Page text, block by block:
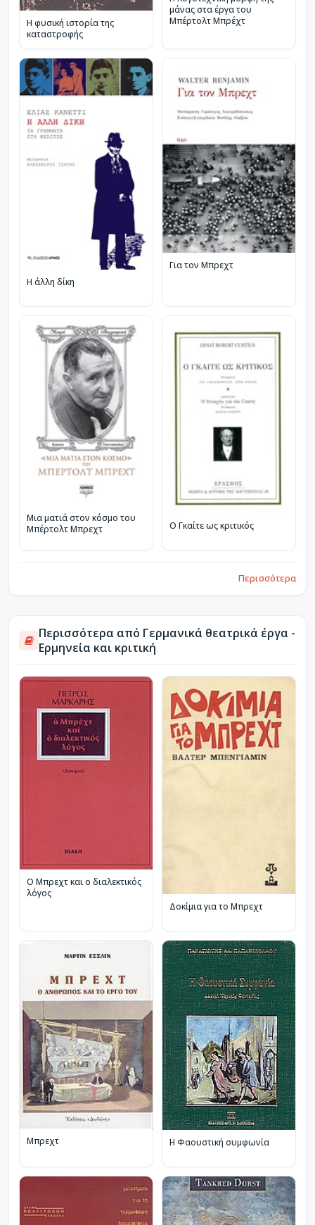
Η φυσική ιστορία της
καταστροφής
μάνας στα έργα του
Μπέρτολτ Μπρέχτ
Η άλλη δίκη
Για τον Μπρεχτ
Μια ματιά στον κόσμο του
Μπέρτολτ Μπρεχτ
Ο Γκαίτε ως κριτικός
Περισσότερα
Περισσότερα από Γερμανικά θεατρικά έργα -
Ερμηνεία και κριτική
Ο Μπρεχτ και ο διαλεκτικός
λόγος
Δοκίμια για το Μπρεχτ
Μπρεχτ Η Φαουστική συμφωνία